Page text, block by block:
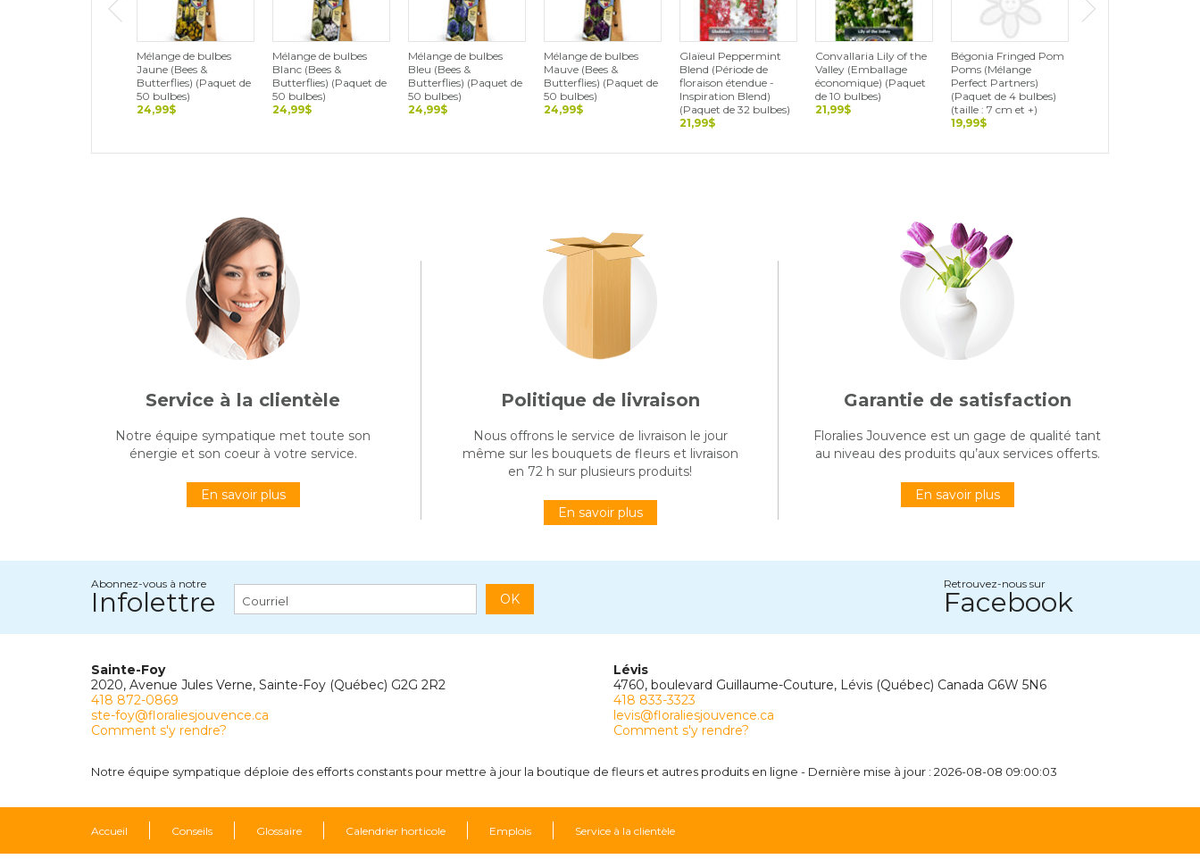
Mélange de bulbes
Jaune (Bees &
Butterflies) (Paquet de
50 bulbes)
24,99$
Mélange de bulbes
Blanc (Bees &
Butterflies) (Paquet de
50 bulbes)
24,99$
Mélange de bulbes
Bleu (Bees &
Butterflies) (Paquet de
50 bulbes)
24,99$
Mélange de bulbes
Mauve (Bees &
Butterflies) (Paquet de
50 bulbes)
24,99$
Glaïeul Peppermint
Blend (Période de
floraison étendue -
Inspiration Blend)
(Paquet de 32 bulbes)
21,99$
Convallaria Lily of the
Valley (Emballage
économique) (Paquet
de 10 bulbes)
21,99$
Bégonia Fringed Pom
Poms (Mélange
Perfect Partners)
(Paquet de 4 bulbes)
(taille : 7 cm et +)
19,99$
Service à la clientèle
Notre équipe sympatique met toute son
énergie et son coeur à votre service.
En savoir plus
Politique de livraison
Nous offrons le service de livraison le jour
même sur les bouquets de fleurs et livraison
en 72 h sur plusieurs produits!
En savoir plus
Garantie de satisfaction
Floralies Jouvence est un gage de qualité tant
au niveau des produits qu’aux services offerts.
En savoir plus
Abonnez-vous à notre
Infolettre OK
Retrouvez-nous sur
Facebook
Sainte-Foy
2020, Avenue Jules Verne, Sainte-Foy (Québec) G2G 2R2
418 872-0869
ste-foy@floraliesjouvence.ca
Comment s'y rendre?
Lévis
4760, boulevard Guillaume-Couture, Lévis (Québec) Canada G6W 5N6
418 833-3323
levis@floraliesjouvence.ca
Comment s'y rendre?
Notre équipe sympatique déploie des efforts constants pour mettre à jour la boutique de fleurs et autres produits en ligne - Dernière mise à jour : 2026-08-08 09:00:03
Accueil Conseils Glossaire Calendrier horticole Emplois Service à la clientèle